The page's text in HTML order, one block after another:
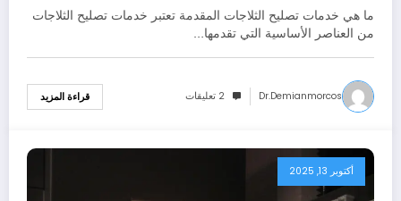
ما هي خدمات تصليح الثلاجات المقدمة تعتبر خدمات تصليح الثلاجات
من العناصر الأساسية التي تقدمها…
Dr.demianmorcos 2 تعليقات قراءة المزيد
أكتوبر 13, 2025